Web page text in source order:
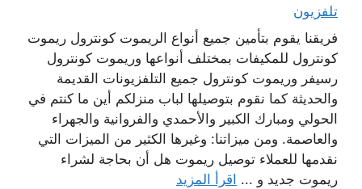
تلفزيون
فريقنا يقوم بتأمين جميع أنواع الريموت كونترول ريموت
كونترول للمكيفات بمختلف أنواعها وريموت كونترول
رسيفر وريموت كونترول جميع التلفزيونات القديمة
والحديثة كما نقوم بتوصيلها لباب منزلكم أين ما كنتم في
الحولي ومبارك الكبير والأحمدي والفروانية والجهراء
والعاصمة. ومن ميزاتنا: وغيرها الكثير من الميزات التي
نقدمها للعملاء توصيل ريموت هل أن بحاجة لشراء
ريموت جديد و ... اقرأ المزيد